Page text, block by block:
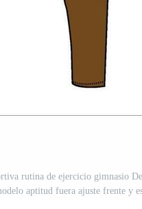
rutina de ejercicio gimnasio
aptitud fuera ajuste frente y